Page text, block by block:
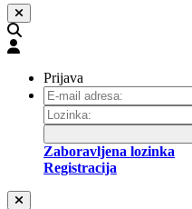
Prijava
Zaboravljena lozinka
Registracija